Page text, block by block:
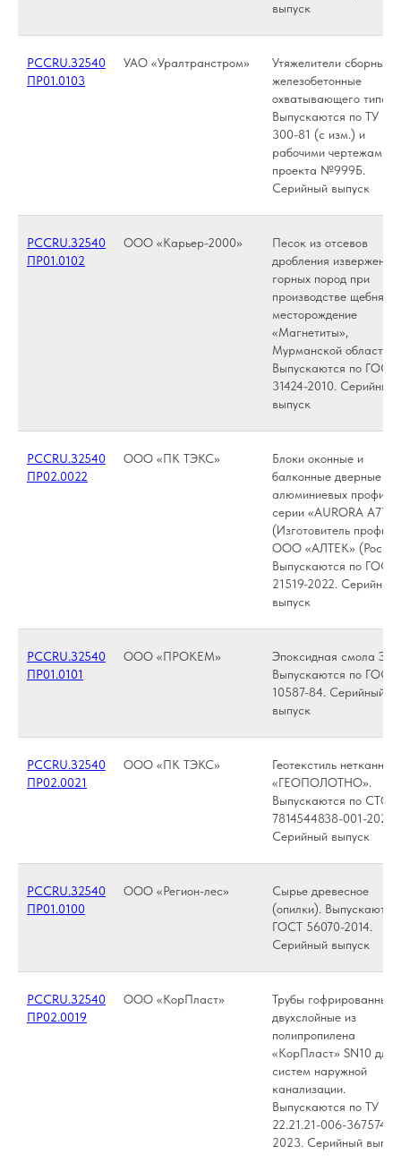
выпуск
РССRU.З2540
ПР01.0103
УАО «Уралтранстром»
Утяжелители сборные
железобетонные
охватывающего типа
Выпускаются по ТУ
300-81 (с изм.) и
рабочими чертежами
проекта №999Б.
Серийный выпуск
РССRU.З2540
ПР01.0102
ООО «Карьер-2000»
Песок из отсевов
дробления
горных пород при
производстве щебня,
месторождение
«Магнетиты»,
Мурманской области.
Выпускаются по ГОСТ
31424-2010. Серийный
выпуск
РССRU.З2540
ПР02.0022
ООО «ПК ТЭКС»
Блоки оконные и
балконные дверные из
алюминиевых
серии «AURORA A77»
(Изготовитель профиля
ООО «АЛТЕК»
Выпускаются по ГОСТ
21519-2022. Серийный
выпуск
РССRU.З2540
ПР01.0101
ООО «ПРОКЕМ»
Эпоксидная смола
Выпускаются по ГОСТ
10587-84. Серийный
выпуск
РССRU.З2540
ПР02.0021
ООО «ПК ТЭКС»
Геотекстиль нетканный
«ГЕОПОЛОТНО».
Выпускаются по СТО
7814544838-001-2021.
Серийный выпуск
РССRU.З2540
ПР01.0100
ООО «Регион-лес»
Сырье древесное
(опилки). Выпускаются
ГОСТ 56070-2014.
Серийный выпуск
РССRU.З2540
ПР02.0019
ООО «КорПласт»
Трубы гофрированные
двухслойные из
полипропилена
«КорПласт» SN10 для
систем наружной
канализации.
Выпускаются по ТУ
22.21.21-006-
2023. Серийный